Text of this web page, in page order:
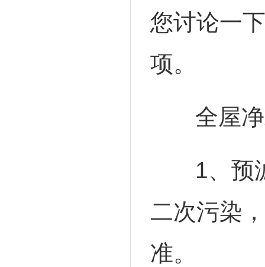
您讨论一
项。
全屋净
1、预
二次污染
准。